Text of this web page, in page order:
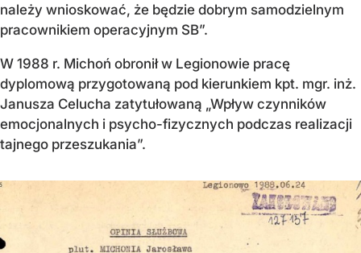
należy wnioskować, że będzie dobrym samodzielnym
pracownikiem operacyjnym SB”.
W 1988 r. Michoń obronił w Legionowie pracę
dyplomową przygotowaną pod kierunkiem kpt. mgr. inż.
Janusza Celucha zatytułowaną „Wpływ czynników
emocjonalnych i psycho-fizycznych podczas realizacji
tajnego przeszukania”.